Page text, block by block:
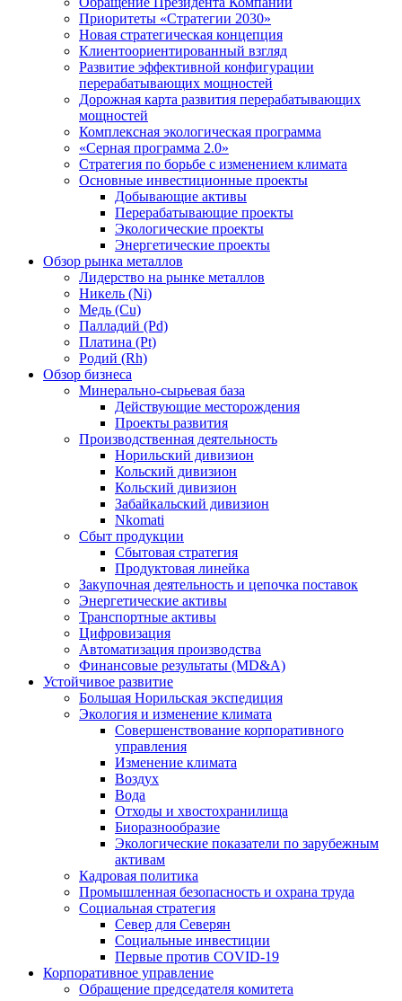
Приоритеты «Стратегии 2030»
Новая стратегическая концепция
Клиентоориентированный взгляд
Развитие эффективной конфигурации
перерабатывающих мощностей
Дорожная карта развития перерабатывающих
мощностей
Комплексная экологическая программа
«Серная программа 2.0»
Стратегия по борьбе с изменением климата
Основные инвестиционные проекты
Добывающие активы
Перерабатывающие проекты
Экологические проекты
Энергетические проекты
Обзор рынка металлов
Лидерство на рынке металлов
Никель (Ni)
Медь (Cu)
Палладий (Pd)
Платина (Pt)
Родий (Rh)
Обзор бизнеса
Минерально-сырьевая база
Действующие месторождения
Проекты развития
Производственная деятельность
Норильский дивизион
Кольский дивизион
Кольский дивизион
Забайкальский дивизион
Nkomati
Сбыт продукции
Сбытовая стратегия
Продуктовая линейка
Закупочная деятельность и цепочка поставок
Энергетические активы
Транспортные активы
Цифровизация
Автоматизация производства
Финансовые результаты (MD&A)
Устойчивое развитие
Большая Норильская экспедиция
Экология и изменение климата
Совершенствование корпоративного
управления
Изменение климата
Воздух
Вода
Отходы и хвостохранилища
Биоразнообразие
Экологические показатели по зарубежным
активам
Кадровая политика
Промышленная безопасность и охрана труда
Социальная стратегия
Север для Северян
Социальные инвестиции
Первые против COVID‑19
Корпоративное управление
Обращение председателя комитета